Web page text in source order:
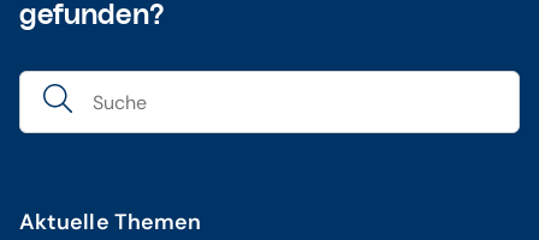
gefunden?
Aktuelle Themen